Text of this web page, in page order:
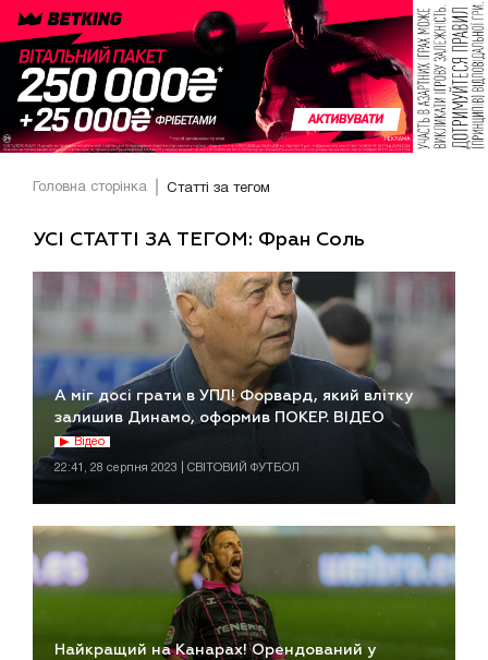
Головна сторінка Статті за тегом
УСІ СТАТТІ ЗА ТЕГОМ: Фран Соль
А міг досі грати в УПЛ! Форвард, який влітку
залишив Динамо, оформив ПОКЕР. ВІДЕО
Відео
22:41, 28 серпня 2023 | СВІТОВИЙ ФУТБОЛ
Найкращий на Канарах! Орендований у